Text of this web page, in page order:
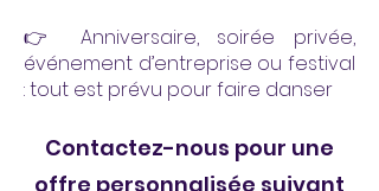
👉 Anniversaire, soirée privée,
événement d’entreprise ou festival
: tout est prévu pour faire danser
Contactez-nous pour une
offre personnalisée suivant